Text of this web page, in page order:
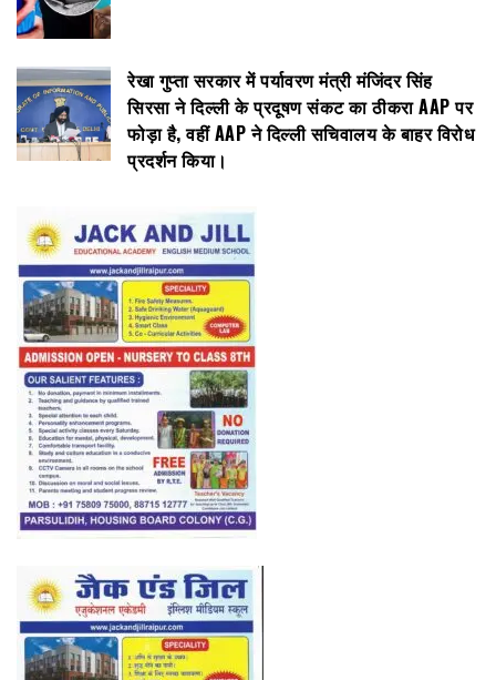
रेखा गुप्ता सरकार में पर्यावरण मंत्री मंजिंदर सिंह
सिरसा ने दिल्ली के प्रदूषण संकट का ठीकरा AAP पर
फोड़ा है, वहीं AAP ने दिल्ली सचिवालय के बाहर विरोध
प्रदर्शन किया।